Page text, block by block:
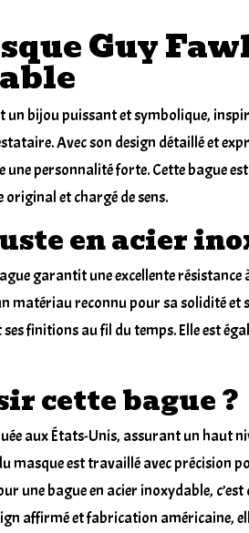
Guy
un bijou puissant et symbolique,
Avec son design détaillé et
personnalité forte. Cette bague est
et chargé de sens.
en acier
garantit une excellente résistance
matériau reconnu pour sa solidité
finitions au fil du temps. Elle est
cette bague ?
aux États-Unis, assurant un haut
masque est travaillé avec précision
une bague en acier inoxydable,
affirmé et fabrication américaine,